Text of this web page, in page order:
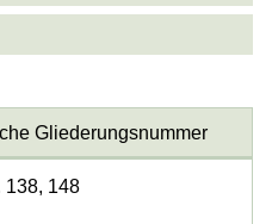
Gliederungsnummer
138, 148